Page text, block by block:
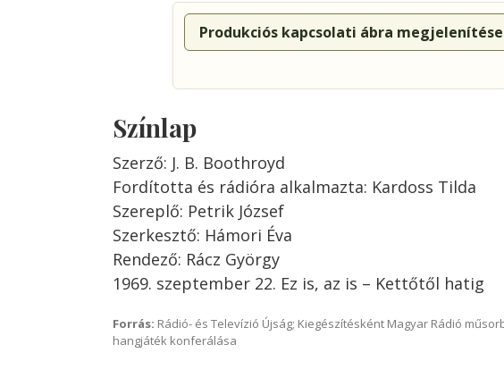
Produkciós kapcsolati ábra megjelenítése
Színlap
Szerző: J. B. Boothroyd
Fordította és rádióra alkalmazta: Kardoss Tilda
Szereplő: Petrik József
Szerkesztő: Hámori Éva
Rendező: Rácz György
1969. szeptember 22. Ez is, az is – Kettőtől hatig
Forrás: Rádió- és Televízió Újság; Kiegészítésként Magyar Rádió
hangjáték konferálása